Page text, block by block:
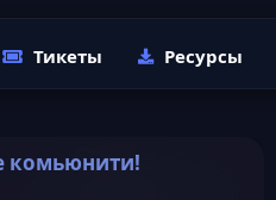
Тикеты Ресурсы
комьюнити!